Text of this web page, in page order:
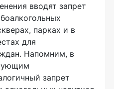
вводят запрет
парках и в
для
Напомним, в
запрет